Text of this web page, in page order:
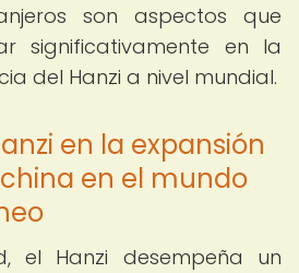
son aspectos que
significativamente en la
del Hanzi a nivel mundial.
en la expansión
en el mundo
el Hanzi desempeña un